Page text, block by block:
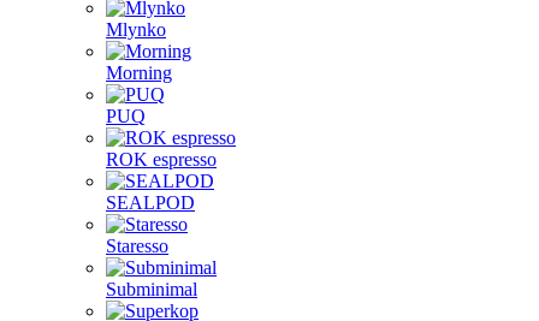
Mlynko
Morning
PUQ
ROK espresso
SEALPOD
Staresso
Subminimal